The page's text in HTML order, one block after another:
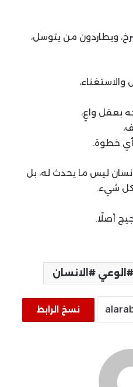
ويطاردون من يتوسل،
بعقل واعٍ،
أي خطوة.
ليس ما يحدث له، بل
كل شيء.
أصلًا.
#الانسان
نسخ الرابط